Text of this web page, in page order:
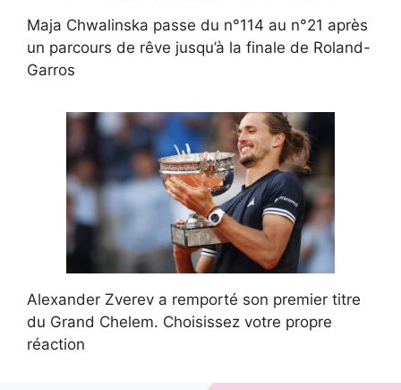
Maja Chwalinska passe du n°114 au n°21 après
un parcours de rêve jusqu’à la finale de Roland-
Garros
Alexander Zverev a remporté son premier titre
du Grand Chelem. Choisissez votre propre
réaction